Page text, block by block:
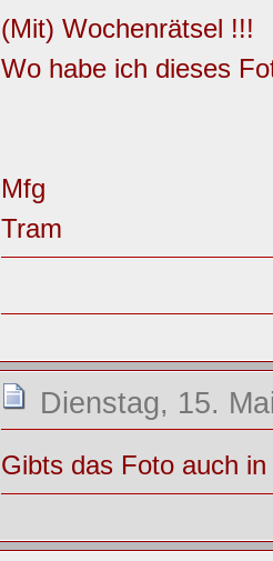
(Mit) Wochenrätsel !!!
Wo habe ich dieses
Mfg
Tram
Dienstag, 15.
Gibts das Foto auch